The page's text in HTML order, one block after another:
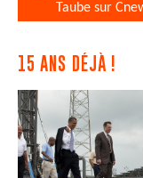
Taube sur
15 ANS DÉJÀ !